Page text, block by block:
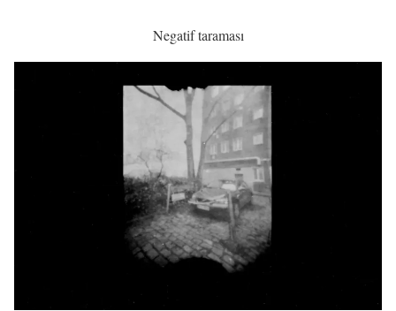
Negatif taraması